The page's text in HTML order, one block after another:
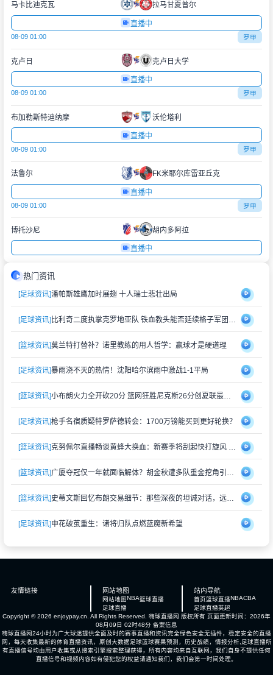
马卡比迪克瓦 拉马甘夏普尔
直播中
08-09 01:00 罗甲
克卢日 克卢日大学
直播中
08-09 01:00 罗甲
布加勒斯特迪纳摩 沃伦塔利
直播中
08-09 01:00 罗甲
法鲁尔 FK米耶尔库雷亚丘克
直播中
08-09 01:00 罗甲
博托沙尼 胡内多阿拉
直播中
热门资讯
[足球资讯]潘帕斯雄鹰加时展翅 十人瑞士悲壮出局
[足球资讯]
[篮球资讯]莫兰特打替补？诺里教练的用人哲学：赢球才是硬道理
[足球资讯]暴雨浇不灭的热情！沈阳哈尔滨雨中激战1-1平局
[篮球资讯] 小布朗火力全开砍20分 篮网狂胜尼克斯26分创夏联最大分差
[足球资讯]枪手名宿质疑特罗萨德转会：1700万镑能买到更好轮换？
[篮球资讯] 克努佩尔直播畅谈黄蜂大换血：新赛季将刮起快打旋风 射手群蓄势待发
[篮球资讯] 广厦夺冠仅一年就面临解体？胡金秋遭多队重金挖角引猜测
[篮球资讯] 史蒂文斯回忆布朗交易细节：那些深夜的坦诚对话，远比想象中复杂
[足球资讯]申花破茧重生：诸将归队点燃蓝魔新希望
友情链接 网站地图
网站地图 NBA篮球直播
足球直播
站内导航
首页篮球直播NBACBA
足球直播英超
Copyright © 2026 enjoypay.cn. All Rights Reserved. 嗨球直播网 版权所有 页面更新时间：2026年
08月09日 02时48分 备案信息
嗨球直播网24小时为广大球迷提供全面及时的赛事直播和资讯完全绿色安全无插件，稳定安全的直播
网，每天收集最新的体育直播资讯，原创大数据足球篮球赛果预测，历史战绩，情报分析,足球直播所
有直播信号均由用户收集或从搜索引擎搜索整理获得，所有内容均来自互联网，我们自身不提供任何
直播信号和视频内容如有侵犯您的权益请通知我们，我们会第一时间处理。